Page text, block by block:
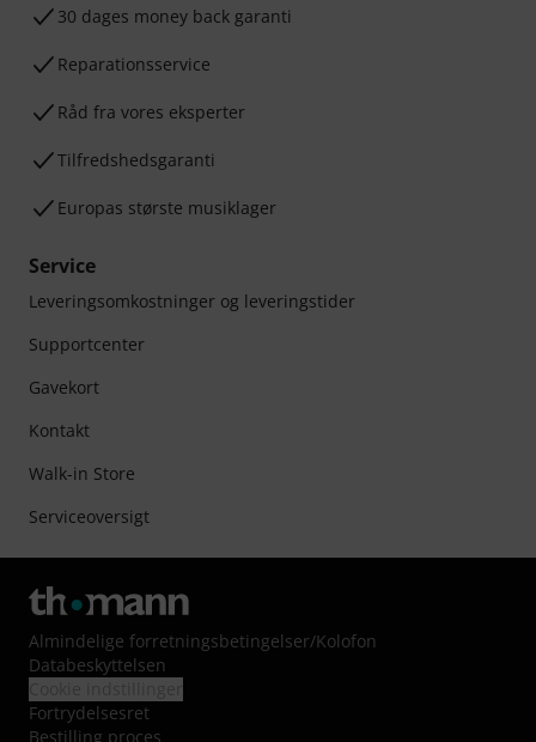
30 dages money back garanti
Reparationsservice
Råd fra vores eksperter
Tilfredshedsgaranti
Europas største musiklager
Service
Leveringsomkostninger og leveringstider
Supportcenter
Gavekort
Kontakt
Walk-in Store
Serviceoversigt
Almindelige forretningsbetingelser/Kolofon
Databeskyttelsen
Fortrydelsesret
Bestilling proces